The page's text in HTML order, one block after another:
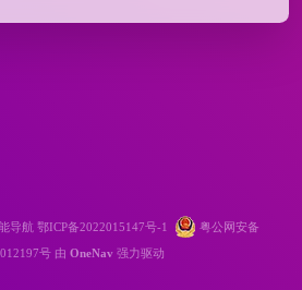
导航 鄂ICP备2022015147号-1
粤公网安备
号 由 OneNav 强力驱动